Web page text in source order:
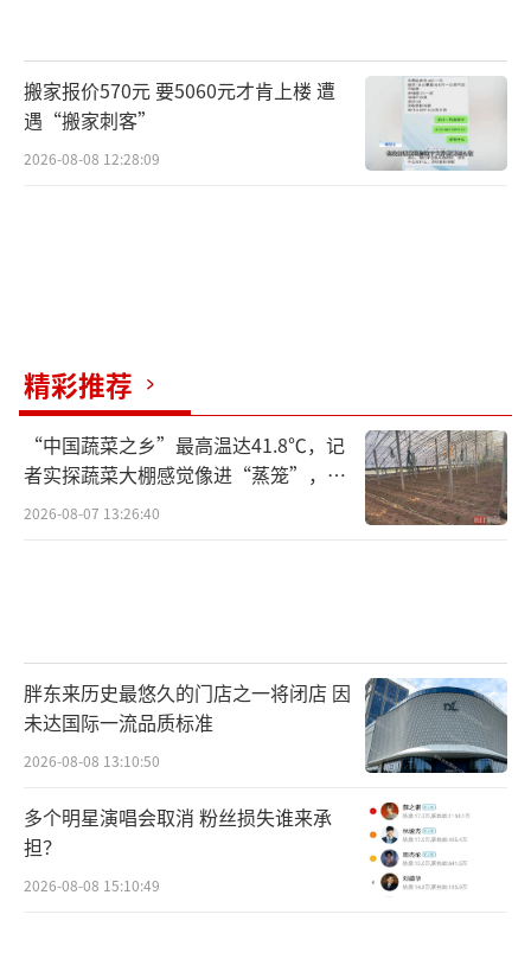
搬家报价570元 要5060元才肯上楼 遭
遇“搬家刺客”
2026-08-08 12:28:09
精彩推荐
“中国蔬菜之乡”最高温达41.8℃，记
者实探蔬菜大棚感觉像进“蒸笼”，有
村民称只能凌晨两点起来干活
2026-08-07 13:26:40
胖东来历史最悠久的门店之一将闭店 因
未达国际一流品质标准
2026-08-08 13:10:50
多个明星演唱会取消 粉丝损失谁来承
担？
2026-08-08 15:10:49